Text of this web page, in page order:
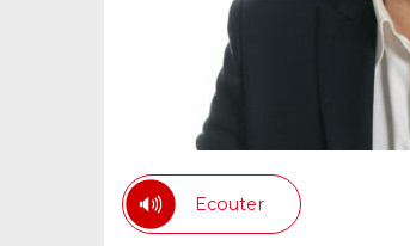
Ecouter